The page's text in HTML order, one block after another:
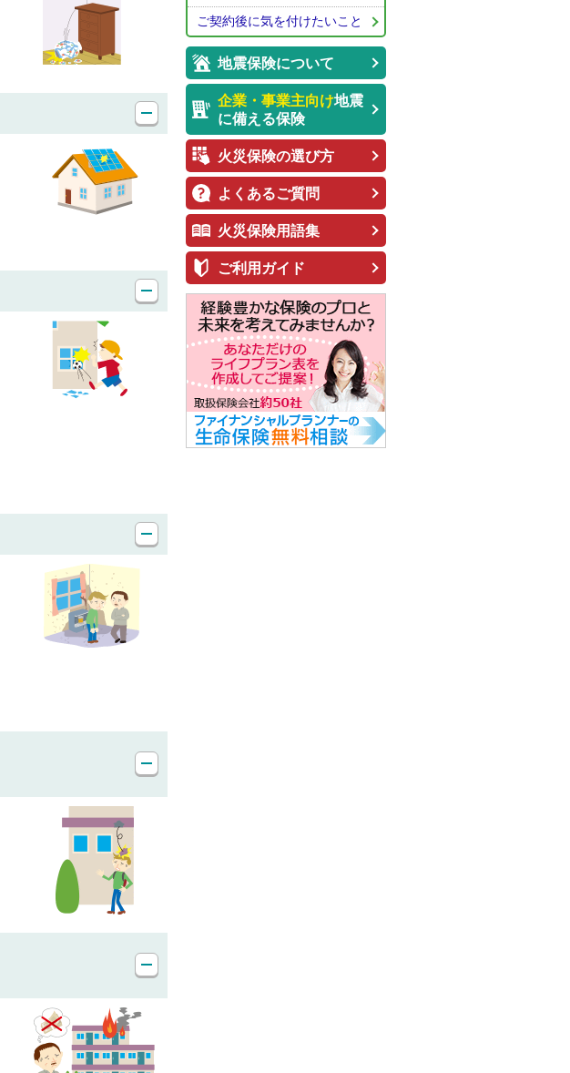
ご契約後に気を付けたいこと
地震保険について
企業・事業主向け地震
に備える保険
火災保険の選び方
よくあるご質問
火災保険用語集
ご利用ガイド